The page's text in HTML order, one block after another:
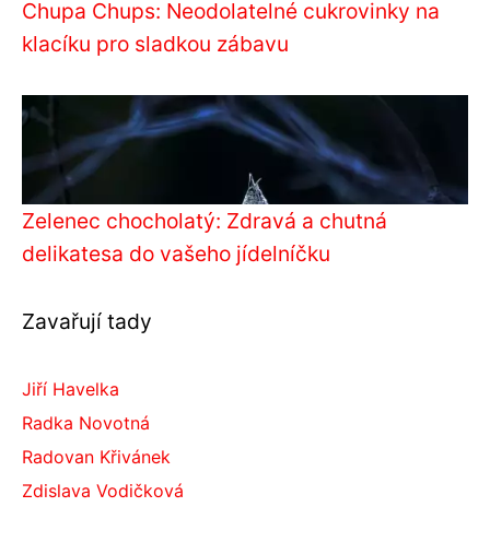
Chupa Chups: Neodolatelné cukrovinky na
klacíku pro sladkou zábavu
Zelenec chocholatý: Zdravá a chutná
delikatesa do vašeho jídelníčku
Zavařují tady
Jiří Havelka
Radka Novotná
Radovan Křivánek
Zdislava Vodičková